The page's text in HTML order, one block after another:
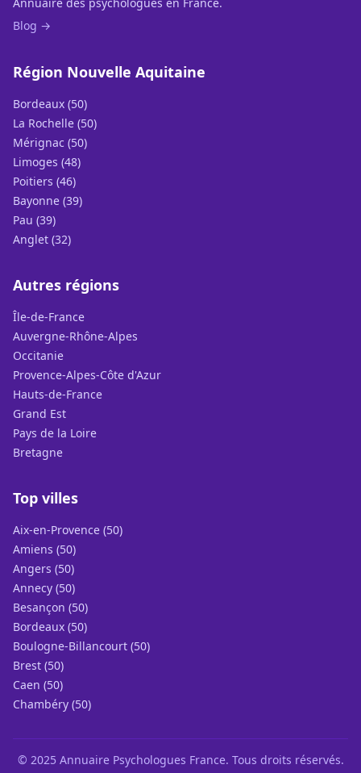
Blog →
Région Nouvelle Aquitaine
Bordeaux (50)
La Rochelle (50)
Mérignac (50)
Limoges (48)
Poitiers (46)
Bayonne (39)
Pau (39)
Anglet (32)
Autres régions
Île-de-France
Auvergne-Rhône-Alpes
Occitanie
Provence-Alpes-Côte d'Azur
Hauts-de-France
Grand Est
Pays de la Loire
Bretagne
Top villes
Aix-en-Provence (50)
Amiens (50)
Angers (50)
Annecy (50)
Besançon (50)
Bordeaux (50)
Boulogne-Billancourt (50)
Brest (50)
Caen (50)
Chambéry (50)
© 2025 Annuaire Psychologues France. Tous droits réservés.